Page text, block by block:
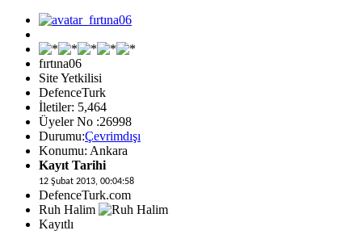
fırtına06
Site Yetkilisi
DefenceTurk
İletiler: 5,464
Üyeler No :26998
Durumu:Çevrimdışı
Konumu: Ankara
Kayıt Tarihi
12 Şubat 2013, 00:04:58
DefenceTurk.com
Ruh Halim
Kayıtlı